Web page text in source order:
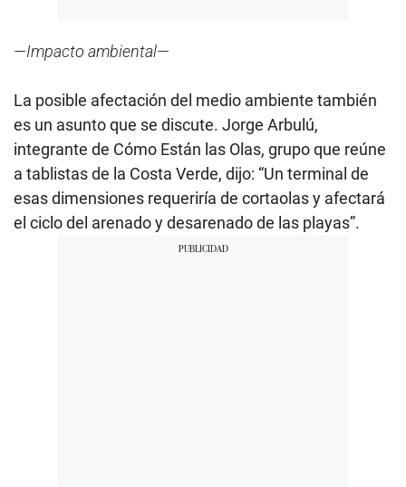
—Impacto ambiental—
La posible afectación del medio ambiente también
es un asunto que se discute. Jorge Arbulú,
integrante de Cómo Están las Olas, grupo que reúne
a tablistas de la Costa Verde, dijo: “Un terminal de
esas dimensiones requeriría de cortaolas y afectará
el ciclo del arenado y desarenado de las playas”.